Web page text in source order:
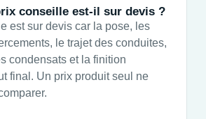
conseille est-il sur devis ?
est sur devis car la pose, les
le trajet des conduites,
condensats et la finition
final. Un prix produit seul ne